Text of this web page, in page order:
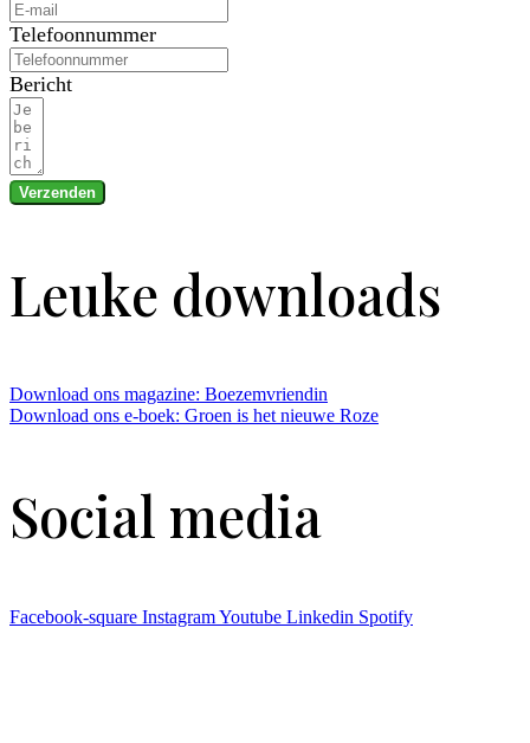
Telefoonnummer
Bericht
Verzenden
Leuke downloads
Download ons magazine: Boezemvriendin
Download ons e-boek: Groen is het nieuwe Roze
Social media
Facebook-square InstagramYoutube Linkedin Spotify